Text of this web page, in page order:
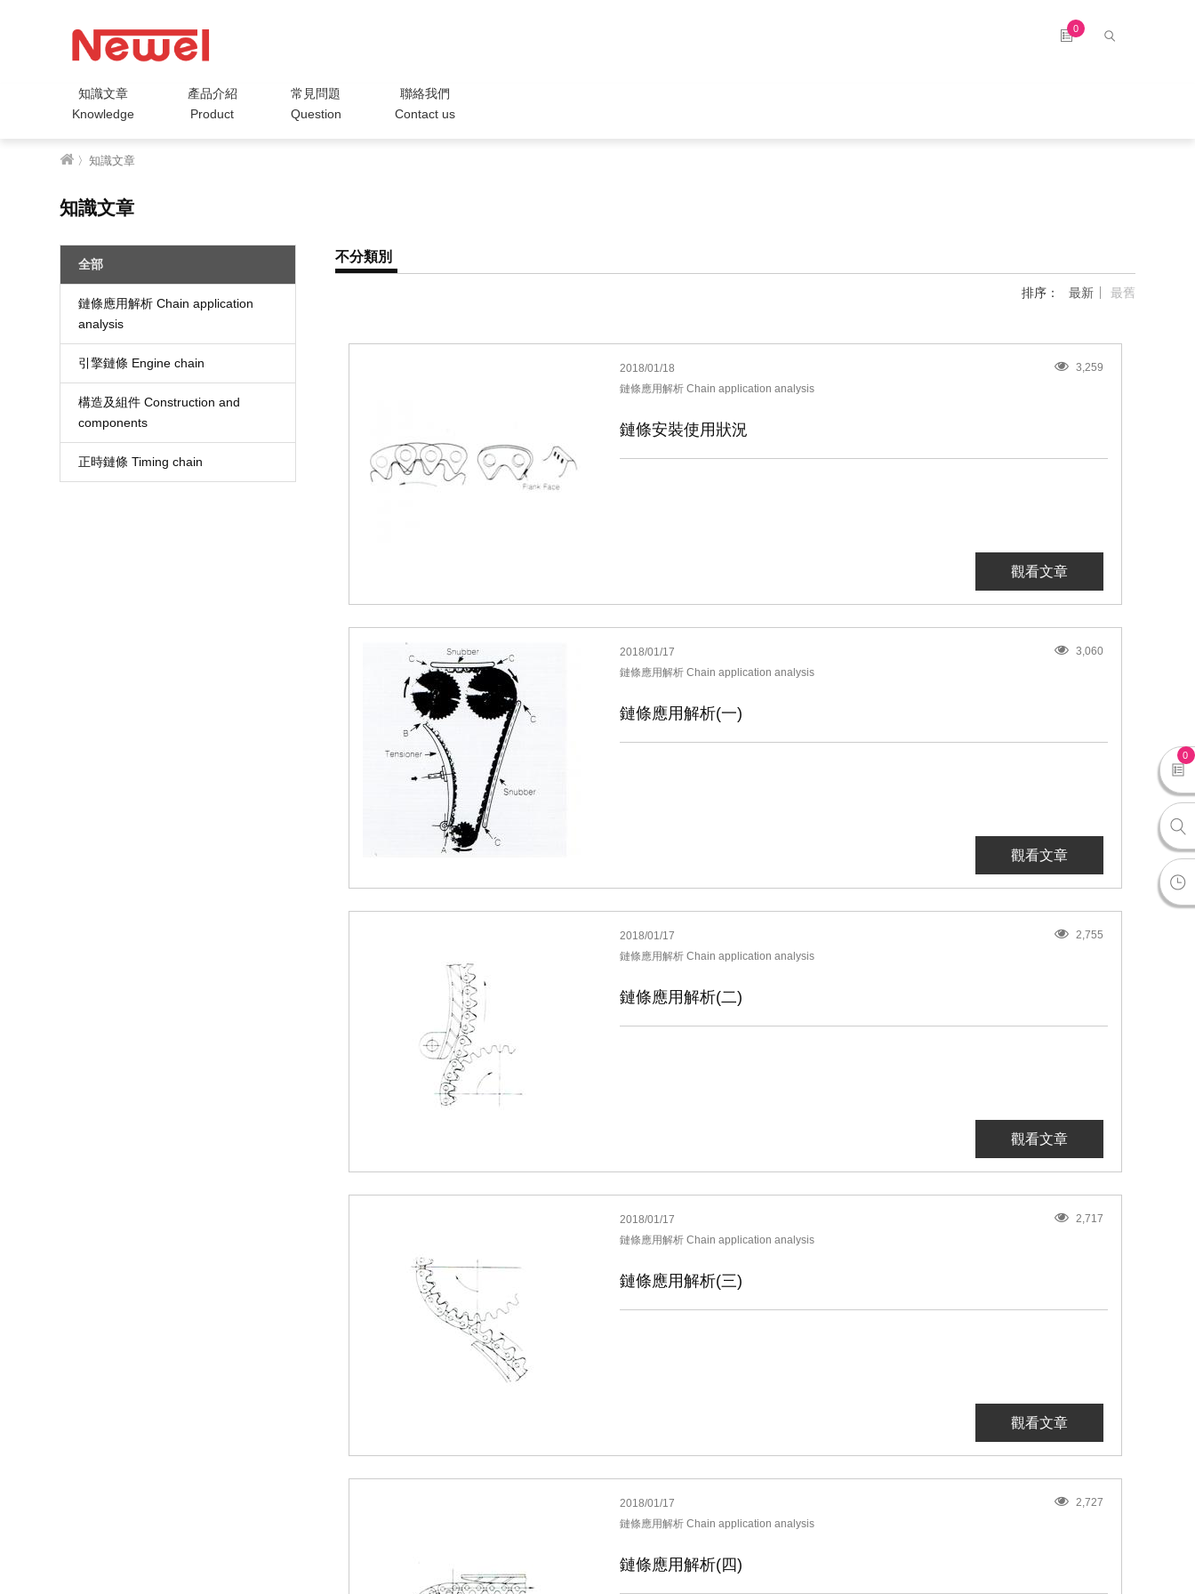
0
知識文章
Knowledge
產品介紹
Product
常見問題
Question
聯絡我們
Contact us
0
〉知識文章
知識文章
全部
鏈條應用解析 Chain application
analysis
引擎鏈條 Engine chain
構造及組件 Construction and
components
正時鏈條 Timing chain
不分類別
排序： 最新 最舊
2018/01/18
鏈條應用解析 Chain application analysis
3,259
鏈條安裝使用狀況
觀看文章
2018/01/17
鏈條應用解析 Chain application analysis
3,060
鏈條應用解析(一)
觀看文章
2018/01/17
鏈條應用解析 Chain application analysis
2,755
鏈條應用解析(二)
觀看文章
2018/01/17
鏈條應用解析 Chain application analysis
2,717
鏈條應用解析(三)
觀看文章
2018/01/17
鏈條應用解析 Chain application analysis
2,727
鏈條應用解析(四)